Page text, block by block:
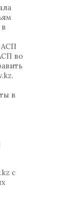
АСП
во
в
с